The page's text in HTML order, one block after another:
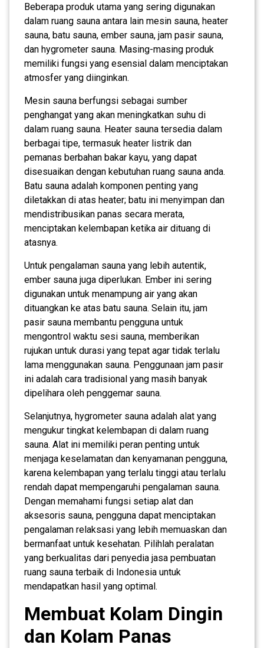
Beberapa produk utama yang sering digunakan
dalam ruang sauna antara lain mesin sauna, heater
sauna, batu sauna, ember sauna, jam pasir sauna,
dan hygrometer sauna. Masing-masing produk
memiliki fungsi yang esensial dalam menciptakan
atmosfer yang diinginkan.
Mesin sauna berfungsi sebagai sumber
penghangat yang akan meningkatkan suhu di
dalam ruang sauna. Heater sauna tersedia dalam
berbagai tipe, termasuk heater listrik dan
pemanas berbahan bakar kayu, yang dapat
disesuaikan dengan kebutuhan ruang sauna anda.
Batu sauna adalah komponen penting yang
diletakkan di atas heater; batu ini menyimpan dan
mendistribusikan panas secara merata,
menciptakan kelembapan ketika air dituang di
atasnya.
Untuk pengalaman sauna yang lebih autentik,
ember sauna juga diperlukan. Ember ini sering
digunakan untuk menampung air yang akan
dituangkan ke atas batu sauna. Selain itu, jam
pasir sauna membantu pengguna untuk
mengontrol waktu sesi sauna, memberikan
rujukan untuk durasi yang tepat agar tidak terlalu
lama menggunakan sauna. Penggunaan jam pasir
ini adalah cara tradisional yang masih banyak
dipelihara oleh penggemar sauna.
Selanjutnya, hygrometer sauna adalah alat yang
mengukur tingkat kelembapan di dalam ruang
sauna. Alat ini memiliki peran penting untuk
menjaga keselamatan dan kenyamanan pengguna,
karena kelembapan yang terlalu tinggi atau terlalu
rendah dapat mempengaruhi pengalaman sauna.
Dengan memahami fungsi setiap alat dan
aksesoris sauna, pengguna dapat menciptakan
pengalaman relaksasi yang lebih memuaskan dan
bermanfaat untuk kesehatan. Pilihlah peralatan
yang berkualitas dari penyedia jasa pembuatan
ruang sauna terbaik di Indonesia untuk
mendapatkan hasil yang optimal.
Membuat Kolam Dingin
dan Kolam Panas